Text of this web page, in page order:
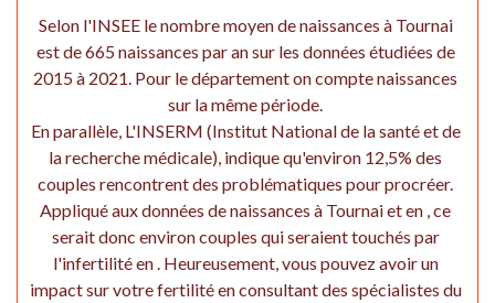
Selon l'INSEE le nombre moyen de naissances à Tournai
est de 665 naissances par an sur les données étudiées de
2015 à 2021. Pour le département on compte naissances
sur la même période.
En parallèle, L'INSERM (Institut National de la santé et de
la recherche médicale), indique qu'environ 12,5% des
couples rencontrent des problématiques pour procréer.
Appliqué aux données de naissances à Tournai et en , ce
serait donc environ couples qui seraient touchés par
l'infertilité en . Heureusement, vous pouvez avoir un
impact sur votre fertilité en consultant des spécialistes du